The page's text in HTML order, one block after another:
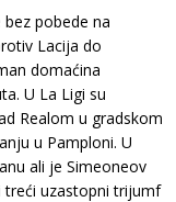
pobede na
Lacija do
domaćina
U La Ligi su
Realom u gradskom
u Pamploni. U
ali je Simeoneov
treći uzastopni trijumf